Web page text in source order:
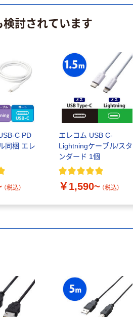
討されています
C PD
同梱 エレ
（税込）
エレコム USB C-
Lightningケーブル/スタ
ンダード 1個
￥1,590~ （税込）